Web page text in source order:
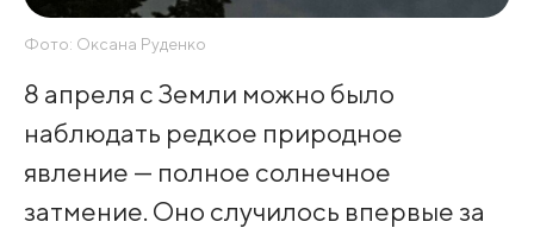
Фото: Оксана Руденко
8 апреля с Земли можно было
наблюдать редкое природное
явление — полное солнечное
затмение. Оно случилось впервые за